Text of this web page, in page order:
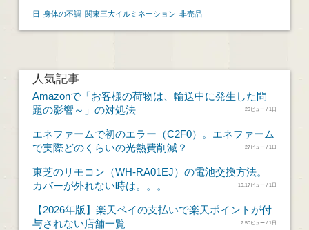
日 身体の不調 関東三大イルミネーション 非売品
人気記事
Amazonで「お客様の荷物は、輸送中に発生した問
題の影響～」の対処法
29ビュー / 1日
エネファームで初のエラー（C2F0）。エネファーム
で実際どのくらいの光熱費削減？
27ビュー / 1日
東芝のリモコン（WH-RA01EJ）の電池交換方法。
カバーが外れない時は。。。
19.17ビュー / 1日
【2026年版】楽天ペイの支払いで楽天ポイントが付
与されない店舗一覧
7.50ビュー / 1日